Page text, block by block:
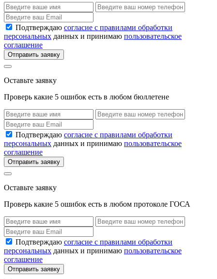
Подтверждаю согласие с правилами обработки
персональных данных и принимаю пользовательское
соглашение
Отправить заявку
Оставьте заявку
Проверь какие 5 ошибок есть в любом бюллетене
Подтверждаю согласие с правилами обработки
персональных данных и принимаю пользовательское
соглашение
Отправить заявку
Оставьте заявку
Проверь какие 5 ошибок есть в любом протоколе ГОСА
Подтверждаю согласие с правилами обработки
персональных данных и принимаю пользовательское
соглашение
Отправить заявку